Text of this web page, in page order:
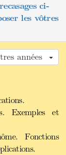
ci-
les vôtres
années
Exemples et
Fonctions